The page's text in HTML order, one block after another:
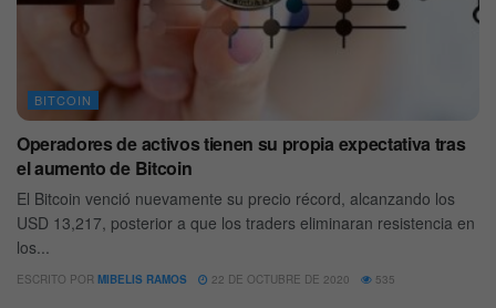
BITCOIN
Operadores de activos tienen su propia expectativa tras
el aumento de Bitcoin
El Bitcoin venció nuevamente su precio récord, alcanzando los
USD 13,217, posterior a que los traders eliminaran resistencia en
los...
ESCRITO POR MIBELIS RAMOS 22 DE OCTUBRE DE 2020 535